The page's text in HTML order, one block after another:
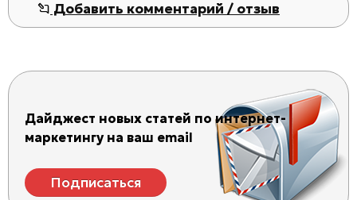
Добавить комментарий / отзыв
Дайджест новых статей по интернет-
маркетингу на ваш email
Подписаться